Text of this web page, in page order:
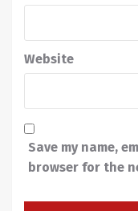
Website
Save my name,
browser for the